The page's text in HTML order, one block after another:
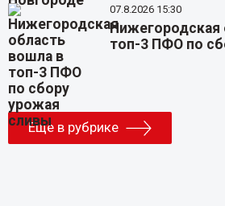
07.8.2026 15:30
Нижегородская
топ-3 ПФО по
Еще в рубрике